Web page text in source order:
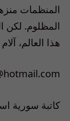
المنظمات
المظلوم. لكن
هذا العالم،
كاتبة سورية